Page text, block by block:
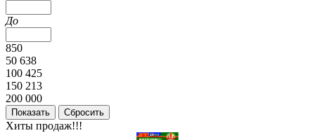
До
850
50 638
100 425
150 213
200 000
Хиты продаж!!!